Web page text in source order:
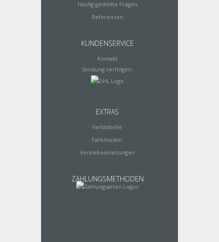
Häufig gestellte Fragen
Referenzen
KUNDENSERVICE
Kontakt
Sendung verfolgen:
EXTRAS
Farbtabelle
Farbmuster
Verklebeanleitungen
ZAHLUNGSMETHODEN